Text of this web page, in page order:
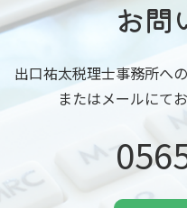
お問
出口祐太税理士事務所へ
またはメールにて